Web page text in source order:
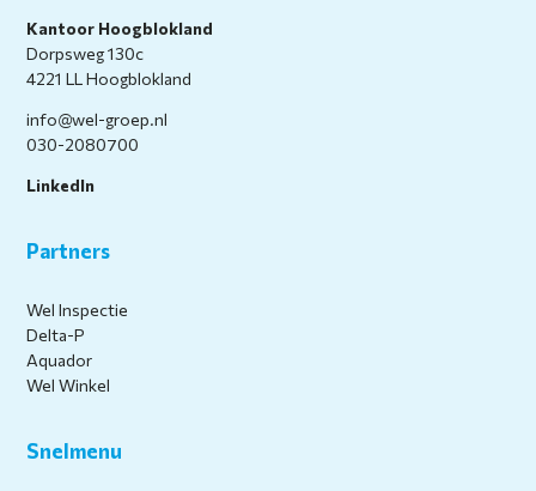
Kantoor Hoogblokland
Dorpsweg 130c
4221 LL Hoogblokland
info@wel-groep.nl
030-2080700
LinkedIn
Partners
Wel Inspectie
Delta-P
Aquador
Wel Winkel
Snelmenu